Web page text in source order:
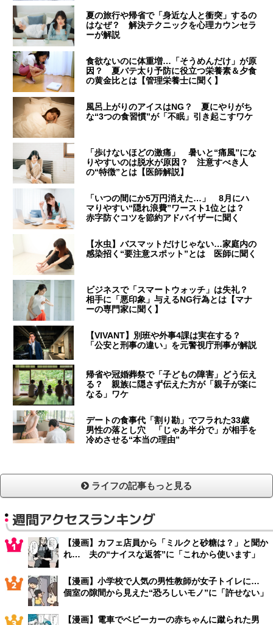
夏の旅行や帰省で「身近な人と衝突」するの
はなぜ？ 解決テクニックを心理カウンセラ
ーが解説
食欲ないのに体重増…「そうめんだけ」が原
因？ 夏バテ太り予防に役立つ栄養素＆夕食
の黄金比とは【管理栄養士に聞く】
風呂上がりのアイスはNG？ 夏にやりがち
な“3つの食習慣”が「不眠」引き起こすワケ
「歩けないほどの激痛」 暑いと“痛風”にな
りやすいのは脱水が原因？ 注意すべき人
の“特徴”とは【医師解説】
「いつの間にか5万円消えた…」 8月にハ
マりやすい“隠れ浪費”ワースト1位とは？
赤字防ぐコツを節約アドバイザーに聞く
【水虫】バスマットだけじゃない…家庭内の
感染招く“要注意スポット”とは 医師に聞く
ビジネスで「スマートウォッチ」は失礼？
相手に「悪印象」与えるNG行為とは【マナ
ーの専門家に聞く】
【VIVANT】別班や外事4課は実在する？
「公安と刑事の違い」を元警視庁刑事が解説
帰省や冠婚葬祭で「子どもの障害」どう伝え
る？ 親族に隠さず伝えた方が「親子が楽に
なる」ワケ
デートの食事代「割り勘」でフラれた33歳
男性の落とし穴 「じゃあ半分で」が相手を
冷めさせる“本当の理由”
ライフの記事もっと見る
週間アクセスランキング
【漫画】カフェ店員から「ミルクと砂糖は？」と聞か
れ… 夫の“ナイスな返答”に「これから使います」
【漫画】小学校で人気の男性教師が女子トイレに…
個室の隙間から見えた“恐ろしいモノ”に「許せない」
【漫画】電車でベビーカーの赤ちゃんに蹴られた男